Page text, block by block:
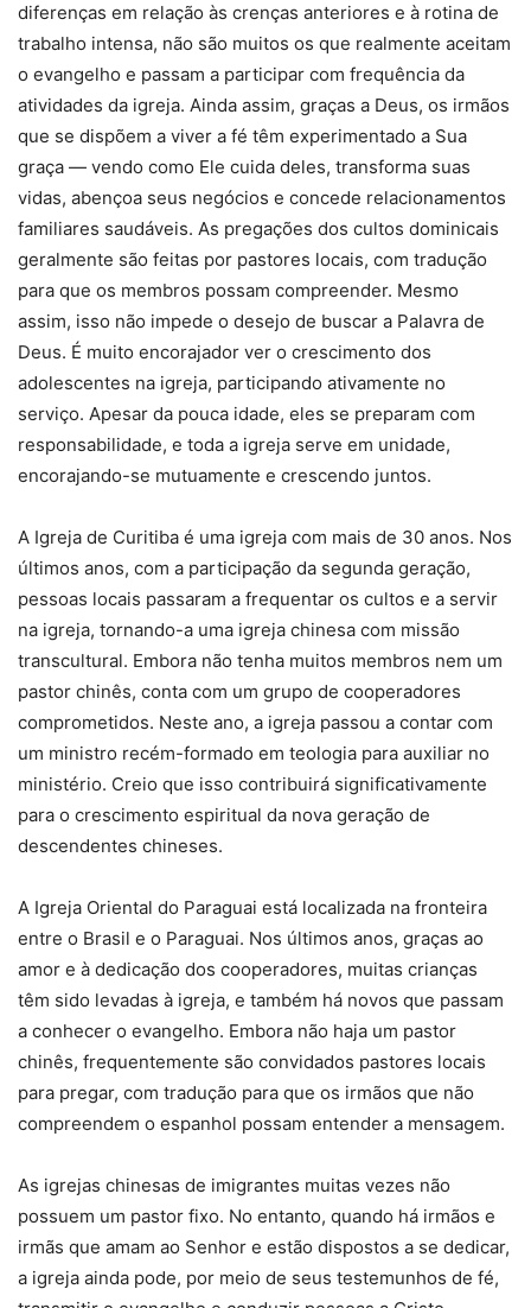
diferenças em relação às crenças anteriores e à rotina de
trabalho intensa, não são muitos os que realmente aceitam
o evangelho e passam a participar com frequência da
atividades da igreja. Ainda assim, graças a Deus, os irmãos
que se dispõem a viver a fé têm experimentado a Sua
graça — vendo como Ele cuida deles, transforma suas
vidas, abençoa seus negócios e concede relacionamentos
familiares saudáveis. As pregações dos cultos dominicais
geralmente são feitas por pastores locais, com tradução
para que os membros possam compreender. Mesmo
assim, isso não impede o desejo de buscar a Palavra de
Deus. É muito encorajador ver o crescimento dos
adolescentes na igreja, participando ativamente no
serviço. Apesar da pouca idade, eles se preparam com
responsabilidade, e toda a igreja serve em unidade,
encorajando-se mutuamente e crescendo juntos.
A Igreja de Curitiba é uma igreja com mais de 30 anos. Nos
últimos anos, com a participação da segunda geração,
pessoas locais passaram a frequentar os cultos e a servir
na igreja, tornando-a uma igreja chinesa com missão
transcultural. Embora não tenha muitos membros nem um
pastor chinês, conta com um grupo de cooperadores
comprometidos. Neste ano, a igreja passou a contar com
um ministro recém-formado em teologia para auxiliar no
ministério. Creio que isso contribuirá significativamente
para o crescimento espiritual da nova geração de
descendentes chineses.
A Igreja Oriental do Paraguai está localizada na fronteira
entre o Brasil e o Paraguai. Nos últimos anos, graças ao
amor e à dedicação dos cooperadores, muitas crianças
têm sido levadas à igreja, e também há novos que passam
a conhecer o evangelho. Embora não haja um pastor
chinês, frequentemente são convidados pastores locais
para pregar, com tradução para que os irmãos que não
compreendem o espanhol possam entender a mensagem.
As igrejas chinesas de imigrantes muitas vezes não
possuem um pastor fixo. No entanto, quando há irmãos e
irmãs que amam ao Senhor e estão dispostos a se dedicar,
a igreja ainda pode, por meio de seus testemunhos de fé,